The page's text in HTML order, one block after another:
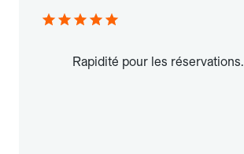
Rapidité pour les réservations.